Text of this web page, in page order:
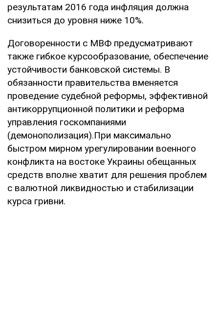
результатам 2016 года инфляция должна
снизиться до уровня ниже 10%.
Договоренности с МВФ предусматривают
также гибкое курсообразование, обеспечение
устойчивости банковской системы. В
обязанности правительства вменяется
проведение судебной реформы, эффективной
антикоррупционной политики и реформа
управления госкомпаниями
(демонополизация).При максимально
быстром мирном урегулировании военного
конфликта на востоке Украины обещанных
средств вполне хватит для решения проблем
с валютной ликвидностью и стабилизации
курса гривни.